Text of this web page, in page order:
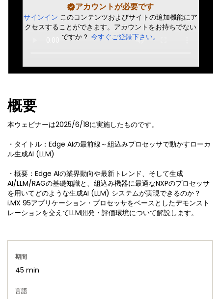
アカウントが必要です
サインイン このコンテンツおよびサイトの追加機能にア
クセスすることができます。アカウントをお持ちでない
ですか？今すぐご登録下さい。
概要
本ウェビナーは2025/6/18に実施したものです。
・タイトル：Edge AIの最前線～組込みプロセッサで動かすローカ
ル生成AI (LLM)
・概要：Edge AIの業界動向や最新トレンド、そして生成
AI/LLM/RAGの基礎知識と、組込み機器に最適なNXPのプロセッサ
を用いてどのような生成AI (LLM) システムが実現できるのか？
i.MX 95アプリケーション・プロセッサをベースとしたデモンスト
レーションを交えてLLM開発・評価環境について解説します。
期間
45 min
言語